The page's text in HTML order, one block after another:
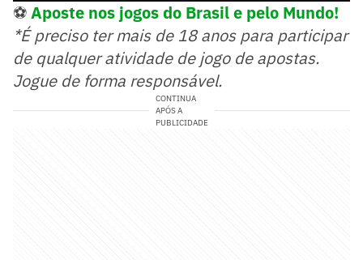
⚽Aposte nos jogos do Brasil e pelo Mundo!
*É preciso ter mais de 18 anos para participar
de qualquer atividade de jogo de apostas.
Jogue de forma responsável.
CONTINUA
APÓS A
PUBLICIDADE